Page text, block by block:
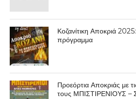
Κοζανίτικη Αποκριά
πρόγραμμα
Προεόρτια Αποκριάς με
τους ΜΠΙΣΤΙΡΕΝΙΟΥΣ –